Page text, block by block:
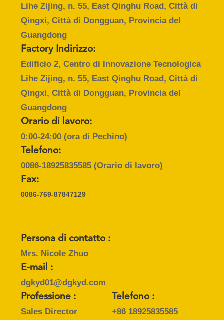
RICHIEDA
UNA
CITAZIONE
SITEMAP
NORME
SULLA
PRIVACY
Lihe Zijing, n. 55, East Qinghu Road, Città di
Qingxi, Città di Dongguan, Provincia del
Guangdong
Factory Indirizzo:
Edificio 2, Centro di Innovazione Tecnologica
Lihe Zijing, n. 55, East Qinghu Road, Città di
Qingxi, Città di Dongguan, Provincia del
Guangdong
Orario di lavoro:
0:00-24:00 (ora di Pechino)
Telefono:
0086-18925835585(Orario di lavoro)
Fax:
0086-769-87847129
Persona di contatto :
Mrs. Nicole Zhuo
E-mail :
dgkyd01@dgkyd.com
Professione :
Sales Director
Telefono :
+86 18925835585